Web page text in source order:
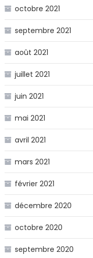
octobre 2021
septembre 2021
août 2021
juillet 2021
juin 2021
mai 2021
avril 2021
mars 2021
février 2021
décembre 2020
octobre 2020
septembre 2020